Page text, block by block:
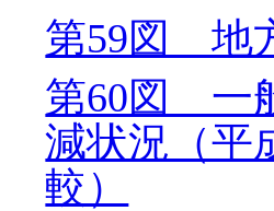
第59図 地
第60図 一
減状況（平
較）